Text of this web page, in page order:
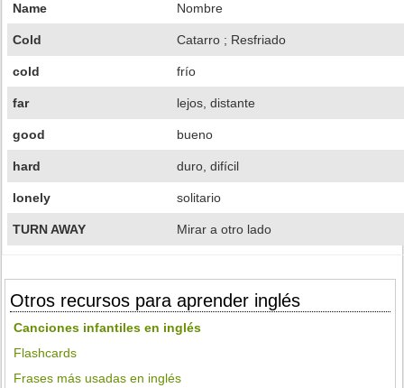
Name Nombre
Cold Catarro ; Resfriado
cold frío
far lejos, distante
good bueno
hard duro, difícil
lonely solitario
TURN AWAY Mirar a otro lado
Otros recursos para aprender inglés
Canciones infantiles en inglés
Flashcards
Frases más usadas en inglés